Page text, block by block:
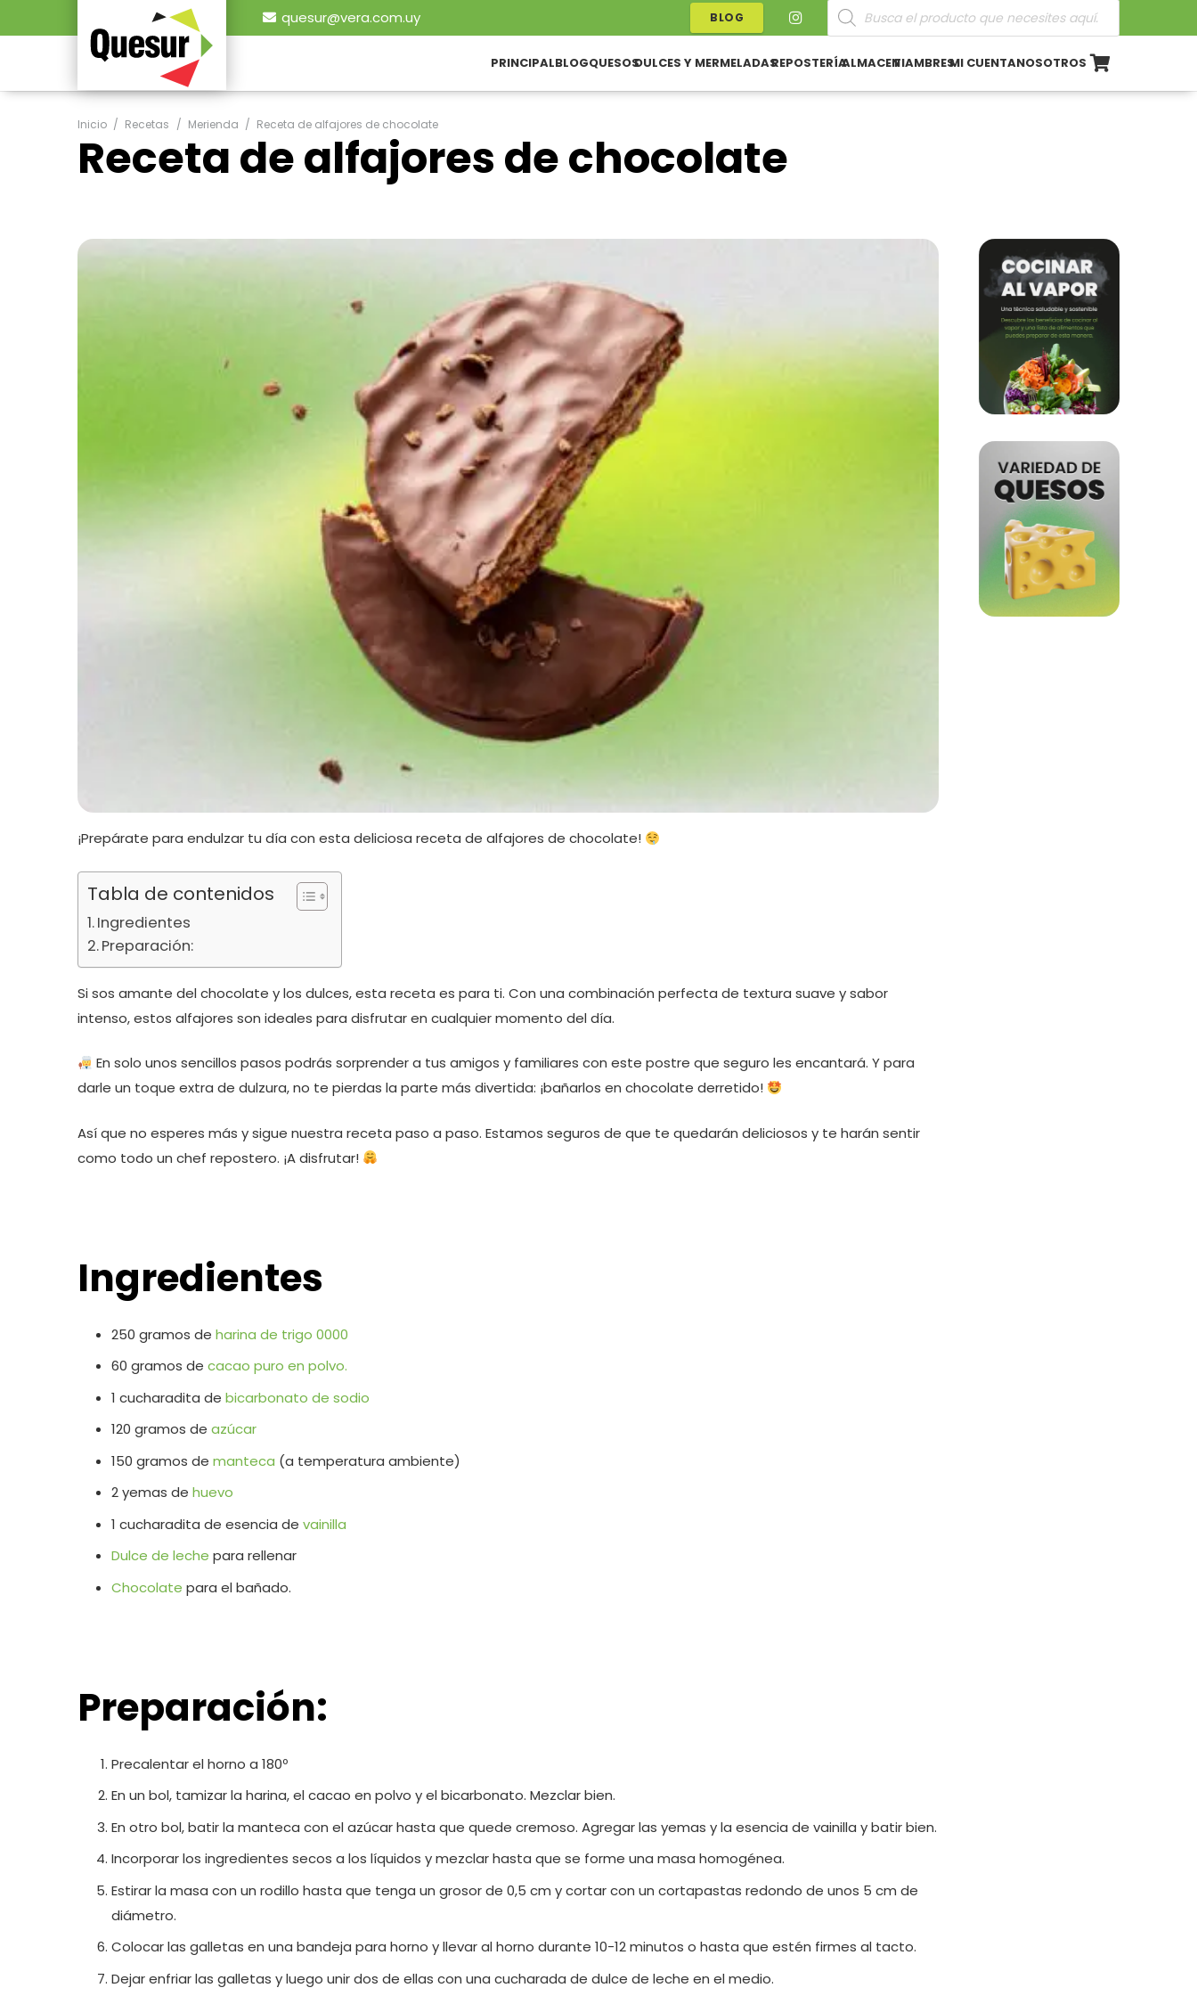
quesur@vera.com.uy BLOG
Búsqueda
de
productos
PRINCIPALBLOGQUESOSDULCES Y MERMELADASREPOSTERÍAALMACENFIAMBRESMI CUENTANOSOTROS
Inicio / Recetas / Merienda / Receta de alfajores de chocolate
Receta de alfajores de chocolate
¡Prepárate para endulzar tu día con esta deliciosa receta de alfajores de chocolate!
Tabla de contenidos
Ingredientes
Preparación:
Si sos amante del chocolate y los dulces, esta receta es para ti. Con una combinación perfecta de textura suave y sabor
intenso, estos alfajores son ideales para disfrutar en cualquier momento del día.
En solo unos sencillos pasos podrás sorprender a tus amigos y familiares con este postre que seguro les encantará. Y para
darle un toque extra de dulzura, no te pierdas la parte más divertida: ¡bañarlos en chocolate derretido!
Así que no esperes más y sigue nuestra receta paso a paso. Estamos seguros de que te quedarán deliciosos y te harán sentir
como todo un chef repostero. ¡A disfrutar!
Ingredientes
250 gramos de harina de trigo 0000
60 gramos de cacao puro en polvo.
1 cucharadita de bicarbonato de sodio
120 gramos de azúcar
150 gramos de manteca (a temperatura ambiente)
2 yemas de huevo
1 cucharadita de esencia de vainilla
Dulce de leche para rellenar
Chocolate para el bañado.
Preparación:
Precalentar el horno a 180º
En un bol, tamizar la harina, el cacao en polvo y el bicarbonato. Mezclar bien.
En otro bol, batir la manteca con el azúcar hasta que quede cremoso. Agregar las yemas y la esencia de vainilla y batir bien.
Incorporar los ingredientes secos a los líquidos y mezclar hasta que se forme una masa homogénea.
Estirar la masa con un rodillo hasta que tenga un grosor de 0,5 cm y cortar con un cortapastas redondo de unos 5 cm de
diámetro.
Colocar las galletas en una bandeja para horno y llevar al horno durante 10-12 minutos o hasta que estén firmes al tacto.
Dejar enfriar las galletas y luego unir dos de ellas con una cucharada de dulce de leche en el medio.